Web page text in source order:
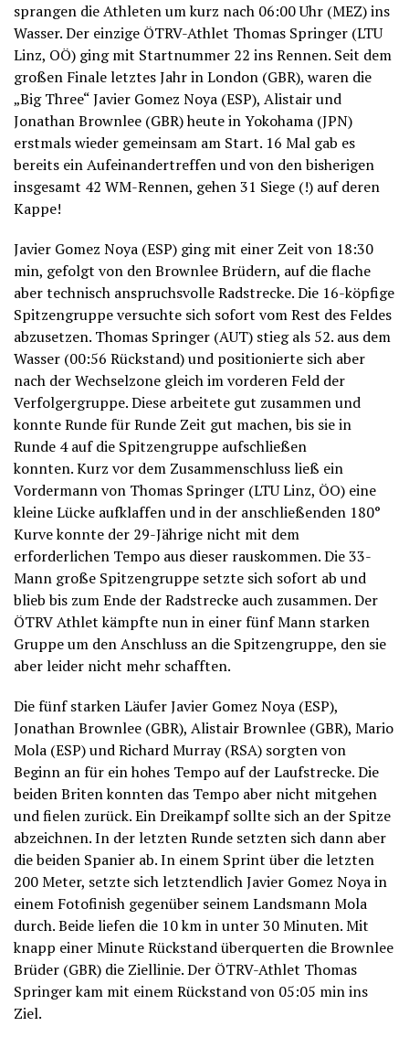
sprangen die Athleten um kurz nach 06:00 Uhr (MEZ) ins
Wasser. Der einzige ÖTRV-Athlet Thomas Springer (LTU
Linz, OÖ) ging mit Startnummer 22 ins Rennen. Seit dem
großen Finale letztes Jahr in London (GBR), waren die
„Big Three“ Javier Gomez Noya (ESP), Alistair und
Jonathan Brownlee (GBR) heute in Yokohama (JPN)
erstmals wieder gemeinsam am Start. 16 Mal gab es
bereits ein Aufeinandertreffen und von den bisherigen
insgesamt 42 WM-Rennen, gehen 31 Siege (!) auf deren
Kappe!
Javier Gomez Noya (ESP) ging mit einer Zeit von 18:30
min, gefolgt von den Brownlee Brüdern, auf die flache
aber technisch anspruchsvolle Radstrecke. Die 16-köpfige
Spitzengruppe versuchte sich sofort vom Rest des Feldes
abzusetzen. Thomas Springer (AUT) stieg als 52. aus dem
Wasser (00:56 Rückstand) und positionierte sich aber
nach der Wechselzone gleich im vorderen Feld der
Verfolgergruppe. Diese arbeitete gut zusammen und
konnte Runde für Runde Zeit gut machen, bis sie in
Runde 4 auf die Spitzengruppe aufschließen
konnten. Kurz vor dem Zusammenschluss ließ ein
Vordermann von Thomas Springer (LTU Linz, ÖO) eine
kleine Lücke aufklaffen und in der anschließenden 180°
Kurve konnte der 29-Jährige nicht mit dem
erforderlichen Tempo aus dieser rauskommen. Die 33-
Mann große Spitzengruppe setzte sich sofort ab und
blieb bis zum Ende der Radstrecke auch zusammen. Der
ÖTRV Athlet kämpfte nun in einer fünf Mann starken
Gruppe um den Anschluss an die Spitzengruppe, den sie
aber leider nicht mehr schafften.
Die fünf starken Läufer Javier Gomez Noya (ESP),
Jonathan Brownlee (GBR), Alistair Brownlee (GBR), Mario
Mola (ESP) und Richard Murray (RSA) sorgten von
Beginn an für ein hohes Tempo auf der Laufstrecke. Die
beiden Briten konnten das Tempo aber nicht mitgehen
und fielen zurück. Ein Dreikampf sollte sich an der Spitze
abzeichnen. In der letzten Runde setzten sich dann aber
die beiden Spanier ab. In einem Sprint über die letzten
200 Meter, setzte sich letztendlich Javier Gomez Noya in
einem Fotofinish gegenüber seinem Landsmann Mola
durch. Beide liefen die 10 km in unter 30 Minuten. Mit
knapp einer Minute Rückstand überquerten die Brownlee
Brüder (GBR) die Ziellinie. Der ÖTRV-Athlet Thomas
Springer kam mit einem Rückstand von 05:05 min ins
Ziel.